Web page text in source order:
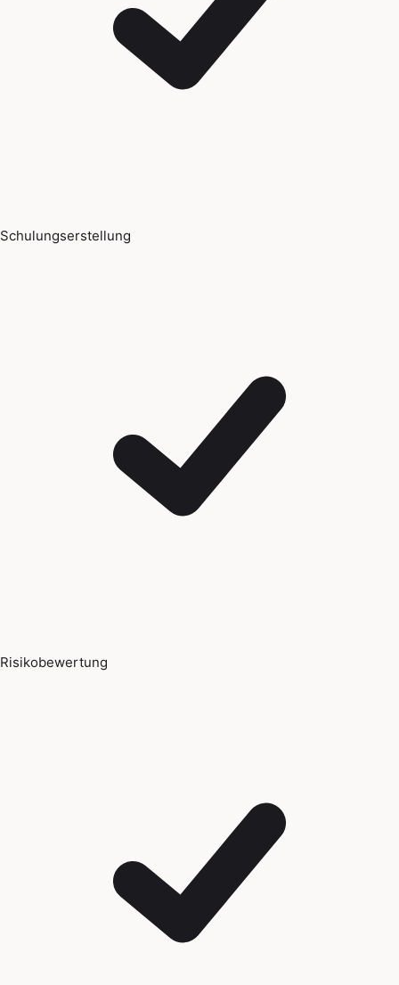
Schulungserstellung
Risikobewertung